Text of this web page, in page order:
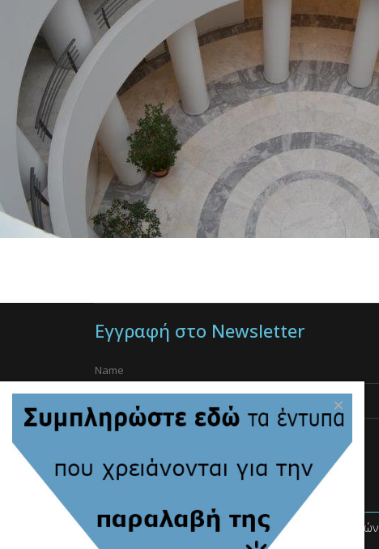
Εγγραφή στο Newsletter
Ίδρυμα Ιατροβιολογικών Ερευνών, Ακαδημίας Αθηνών
×